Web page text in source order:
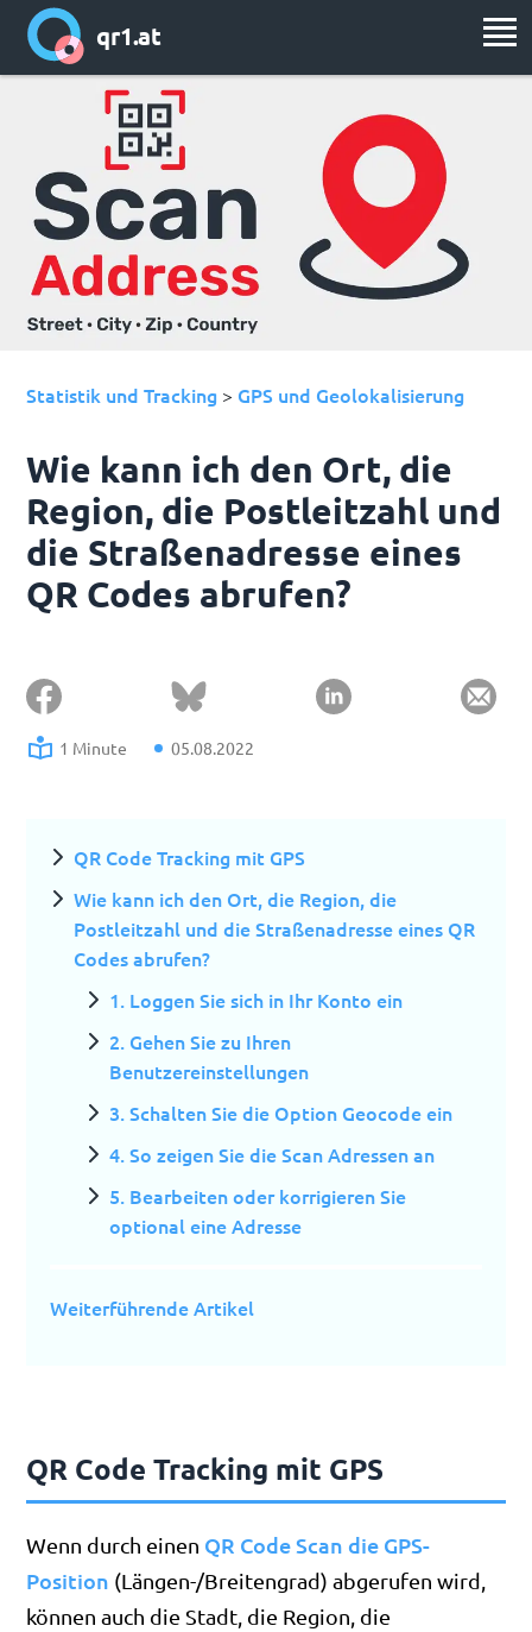
qr1.at
Statistik und Tracking > GPS und Geolokalisierung
Wie kann ich den Ort, die
Region, die Postleitzahl und
die Straßenadresse eines
QR Codes abrufen?
1 Minute 05.08.2022
QR Code Tracking mit GPS
Wie kann ich den Ort, die Region, die
Postleitzahl und die Straßenadresse eines QR
Codes abrufen?
1. Loggen Sie sich in Ihr Konto ein
2. Gehen Sie zu Ihren
Benutzereinstellungen
3. Schalten Sie die Option Geocode ein
4. So zeigen Sie die Scan Adressen an
5. Bearbeiten oder korrigieren Sie
optional eine Adresse
Weiterführende Artikel
QR Code Tracking mit GPS
Wenn durch einen QR Code Scan die GPS-
Position (Längen-/Breitengrad) abgerufen wird,
können auch die Stadt, die Region, die